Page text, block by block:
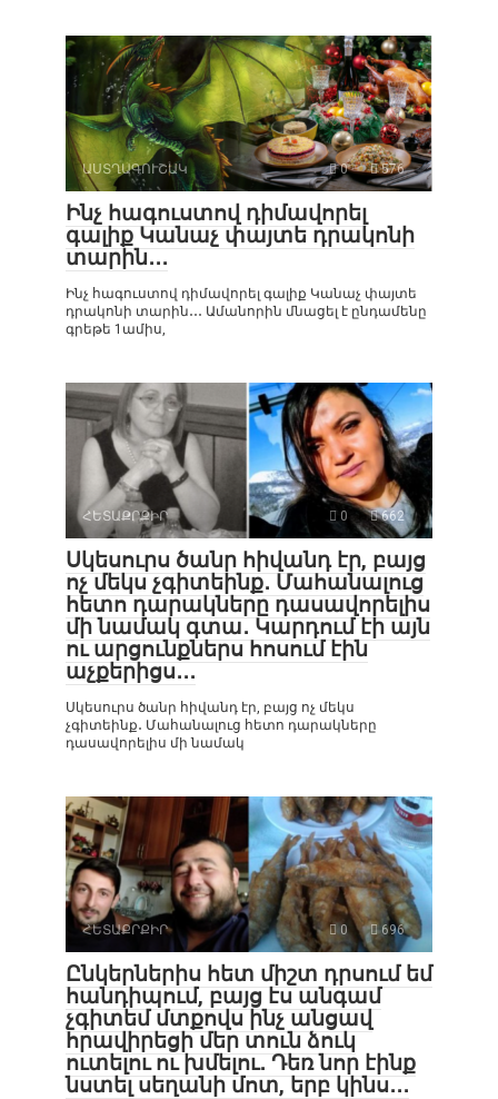
ԱՍՏՂԱԳՈՒՇԱԿ 0 576
Ինչ հագուստով դիմավորել
գալիք Կանաչ փայտե դրակոնի
տարին․․․
Ինչ հագուստով դիմավորել գալիք Կանաչ փայտե
դրակոնի տարին․․․ Ամանորին մնացել է ընդամենը
գրեթե 1ամիս,
ՀԵՏԱՔՐՔԻՐ 0 662
Սկեսուրս ծանր հիվանդ էր, բայց
ոչ մեկս չգիտեինք․ Մահանալուց
հետո դարակները դասավորելիս
մի նամակ գտա․ Կարդում էի այն
ու արցունքներս հոսում էին
աչքերիցս․․․
Սկեսուրս ծանր հիվանդ էր, բայց ոչ մեկս
չգիտեինք․ Մահանալուց հետո դարակները
դասավորելիս մի նամակ
ՀԵՏԱՔՐՔԻՐ 0 696
Ընկերներիս հետ միշտ դրսում եմ
հանդիպում, բայց էս անգամ
չգիտեմ մտքովս ինչ անցավ
հրավիրեցի մեր տուն ձուկ
ուտելու ու խմելու․ Դեռ նոր էինք
նստել սեղանի մոտ, երբ կինս․․․